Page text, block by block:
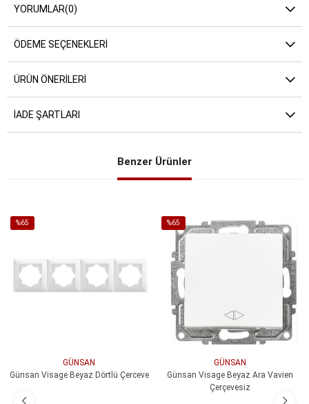
YORUMLAR(0)
ÖDEME SEÇENEKLERI
ÜRÜN ÖNERILERI
İADE ŞARTLARI
Benzer Ürünler
%65
GÜNSAN
Günsan Visage Beyaz Dörtlü Çerceve
%65
İndirim
%65İndirim
GÜNSAN
Günsan Visage Beyaz Ara Vavien
Çerçevesiz